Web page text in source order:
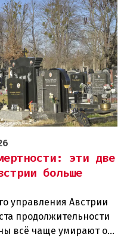
эти две
больше
управления Австрии
продолжительности
всё чаще умирают от